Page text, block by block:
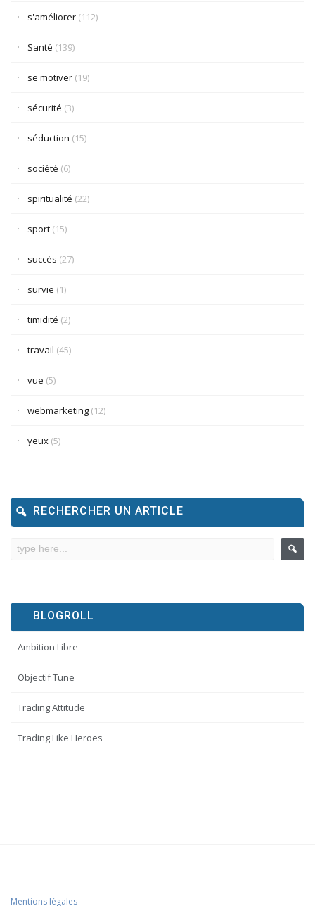
s'améliorer (112)
Santé (139)
se motiver (19)
sécurité (3)
séduction (15)
société (6)
spiritualité (22)
sport (15)
succès (27)
survie (1)
timidité (2)
travail (45)
vue (5)
webmarketing (12)
yeux (5)
RECHERCHER UN ARTICLE
BLOGROLL
Ambition Libre
Objectif Tune
Trading Attitude
Trading Like Heroes
Mentions légales